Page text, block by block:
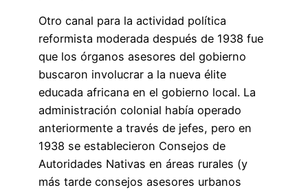
Otro canal para la actividad política
reformista moderada después de 1938 fue
que los órganos asesores del gobierno
buscaron involucrar a la nueva élite
educada africana en el gobierno local. La
administración colonial había operado
anteriormente a través de jefes, pero en
1938 se establecieron Consejos de
Autoridades Nativas en áreas rurales (y
más tarde consejos asesores urbanos